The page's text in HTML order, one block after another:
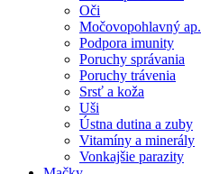
Oči
Močovopohlavný ap.
Podpora imunity
Poruchy správania
Poruchy trávenia
Srsť a koža
Uši
Ústna dutina a zuby
Vitamíny a minerály
Vonkajšie parazity